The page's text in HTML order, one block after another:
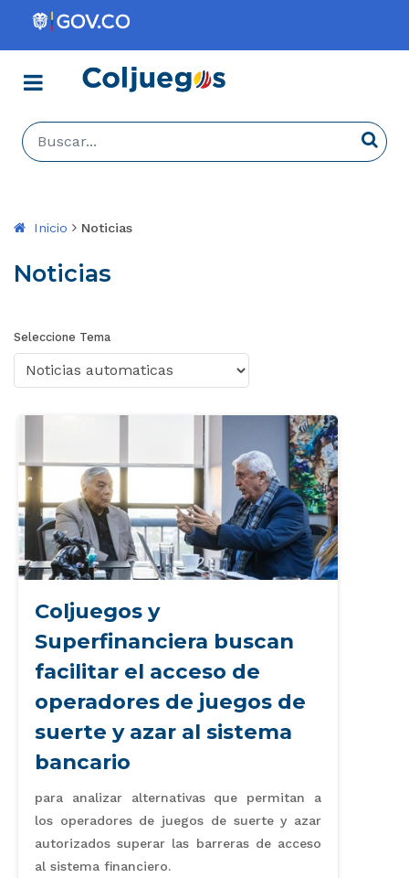
Coljuegos
Menú
Buscar...
Inicio Noticias
Noticias
Seleccione Tema
Coljuegos y
Superfinanciera buscan
facilitar el acceso de
operadores de juegos de
suerte y azar al sistema
bancario
para analizar alternativas que permitan a
los operadores de juegos de suerte y azar
autorizados superar las barreras de acceso
al sistema financiero.